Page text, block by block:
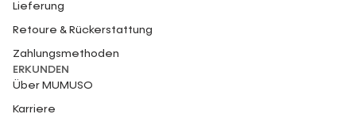
Lieferung
Retoure & Rückerstattung
Zahlungsmethoden
ERKUNDEN
Über MUMUSO
Karriere